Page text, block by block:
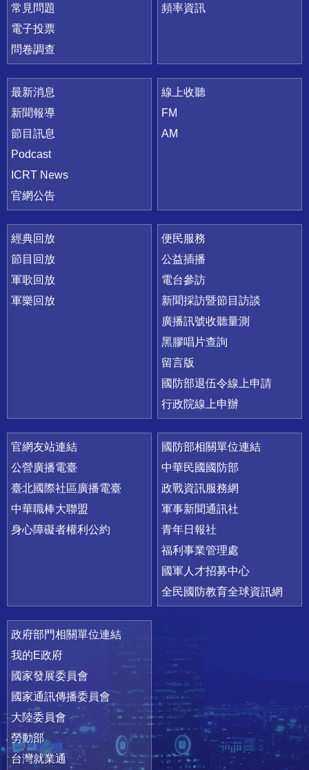
常見問題
電子投票
問卷調查
頻率資訊
最新消息
新聞報導
節目訊息
Podcast
ICRT News
官網公告
線上收聽
FM
AM
經典回放
節目回放
軍歌回放
軍樂回放
便民服務
公益插播
電台參訪
新聞採訪暨節目訪談
廣播訊號收聽量測
黑膠唱片查詢
留言版
國防部退伍令線上申請
行政院線上申辦
官網友站連結
公營廣播電臺
臺北國際社區廣播電臺
中華職棒大聯盟
身心障礙者權利公約
國防部相關單位連結
中華民國國防部
政戰資訊服務網
軍事新聞通訊社
青年日報社
福利事業管理處
國軍人才招募中心
全民國防教育全球資訊網
政府部門相關單位連結
我的E政府
國家發展委員會
國家通訊傳播委員會
大陸委員會
勞動部
台灣就業通